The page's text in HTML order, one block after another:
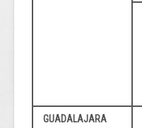
GUADALAJARA